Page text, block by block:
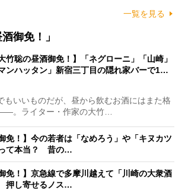
一覧を見る
御免！」
大竹聡の昼酒御免！】「ネグローニ」「山崎」
マンハッタン」新宿三丁目の隠れ家バーで1…
いいものだが、昼から飲むお酒にはまた格
。ライター・作家の大竹…
免！】今の若者は「なめろう」や「キヌカツ
て本当？ 昔の…
免！】京急線で多摩川越えて「川崎の大衆酒
押し寄せるノス…